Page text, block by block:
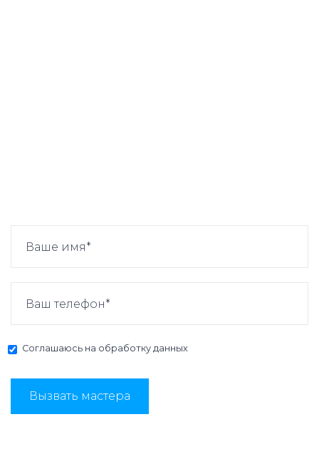
Соглашаюсь на обработку данных
Вызвать мастера